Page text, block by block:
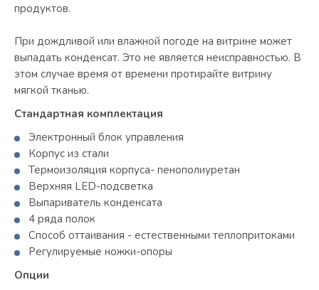
продуктов.
При дождливой или влажной погоде на витрине может
выпадать конденсат. Это не является неисправностью. В
этом случае время от времени протирайте витрину
мягкой тканью.
Стандартная комплектация
Электронный блок управления
Корпус из стали
Термоизоляция корпуса- пенополиуретан
Верхняя LED-подсветка
Выпариватель конденсата
4 ряда полок
Способ оттаивания - естественными теплопритоками
Регулируемые ножки-опоры
Опции